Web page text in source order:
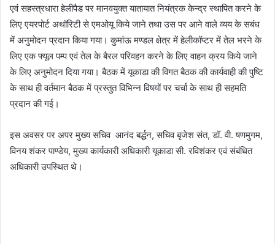
एवं सहस्त्रधारा हेलीपैड पर मानवयुक्त यातायात नियंत्रक केन्द्र स्थापित करने के
लिए एयरपोर्ट अथॉरिटी से एमओयू किये जाने तथा उस पर आने वाले व्यय के सबंध
में अनुमोदन प्रदान किया गया। कुमांऊ मण्डल क्षेत्र में हेलीकॉप्टर में तेल भरने के
लिए एक फ्यूल पम्प एवं तेल के बैरल परिवहन करने के लिए वाहन क्रय किये जाने
के लिए अनुमोदन दिया गया। बैठक में यूकाडा की विगत बैठक की कार्यवाही की पुष्टि
के साथ ही वर्तमान बैठक में प्रस्तुत विभिन्न विषयों पर चर्चा के साथ ही सहमति
प्रदान की गई।
इस अवसर पर अपर मुख्य सचिव आनंद बर्द्धन, सचिव बृजेश संत, डॉ. वी. षणमुगम,
विनय शंकर पाण्डेय, मुख्य कार्यकारी अधिकारी यूकाडा सी. रविशंकर एवं संबंधित
अधिकारी उपस्थित थे।